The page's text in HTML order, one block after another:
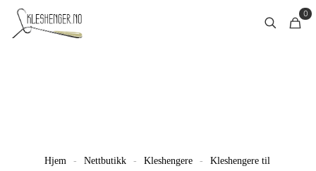
0
Hjem - Nettbutikk - Kleshengere -
Kleshengere til